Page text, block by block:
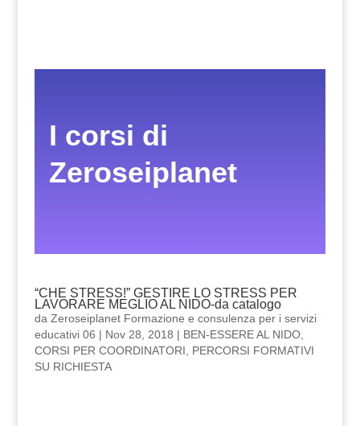
I corsi di
Zeroseiplanet
“CHE STRESS!” GESTIRE LO STRESS PER
LAVORARE MEGLIO AL NIDO-da catalogo
da Zeroseiplanet Formazione e consulenza per i servizi
educativi 06 | Nov 28, 2018 | BEN-ESSERE AL NIDO,
CORSI PER COORDINATORI
PERCORSI FORMATIVI
SU RICHIESTA